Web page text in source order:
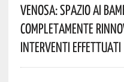
Venosa: Spazio Ai
Completamente
Interventi Effettuati